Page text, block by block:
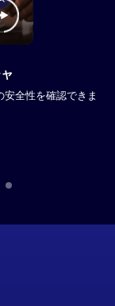
全性を確認できま